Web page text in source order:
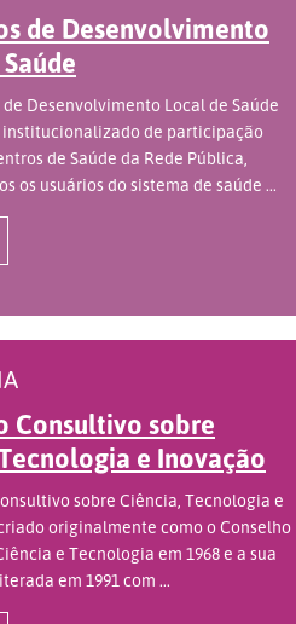
de Desenvolvimento
de Desenvolvimento Local de Saúde
institucionalizado de participação
de Saúde da Rede Pública,
os usuários do sistema de saúde ...
Consultivo sobre
e Inovação
sobre Ciência, Tecnologia e
originalmente como o Conselho
e Tecnologia em 1968 e a sua
em 1991 com ...